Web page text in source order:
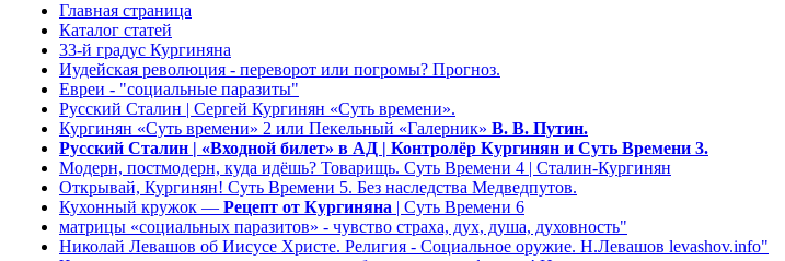
Главная страница
Каталог статей
33-й градус Кургиняна
Иудейская революция - переворот или погромы? Прогноз.
Евреи - "социальные паразиты"
Русский Сталин | Сергей Кургинян «Суть времени».
Кургинян «Суть времени» 2 или Пекельный «Галерник» В. В. Путин.
Русский Сталин | «Входной билет» в АД | Контролёр Кургинян и Суть Времени 3.
Модерн, постмодерн, куда идёшь? Товарищь. Суть Времени 4 | Сталин-Кургинян
Открывай, Кургинян! Суть Времени 5. Без наследства Медведпутов.
Кухонный кружок — Рецепт от Кургиняна | Суть Времени 6
матрицы «социальных паразитов» - чувство страха, дух, душа, духовность"
Николай Левашов об Иисусе Христе. Религия - Социальное оружие. Н.Левашов levashov.info"